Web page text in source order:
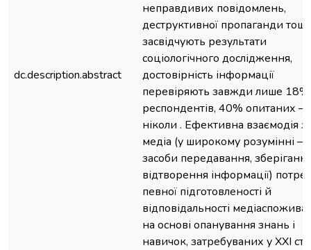
dc.description.abstract
неправдивих повідомлень,
деструктивної пропаганди
засвідчують результати
соціологічного дослідження,
достовірність інформації
перевіряють завжди лише 18%
респондентів, 40% опитаних –
ніколи . Ефективна взаємодія з
медіа (у широкому розумінні –
засоби передавання,
відтворення інформації)
певної підготовленості й
відповідальності
на основі опанування знань і
навичок, затребуваних у ХХІ